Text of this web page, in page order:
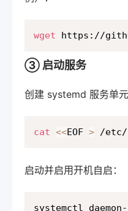
wget https://
③ 启动服务
创建 systemd 服务单元
cat <<EOF > /etc/
启动并启用开机自启：
systemctl